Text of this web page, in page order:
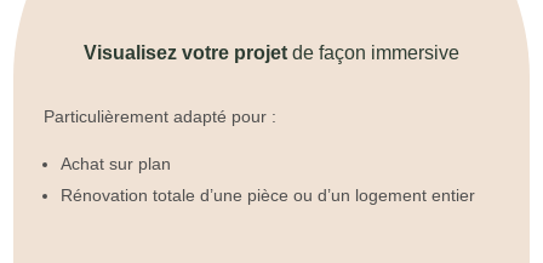
Visualisez votre projet de façon immersive
Particulièrement adapté pour :
Achat sur plan
Rénovation totale d’une pièce ou d’un logement entier